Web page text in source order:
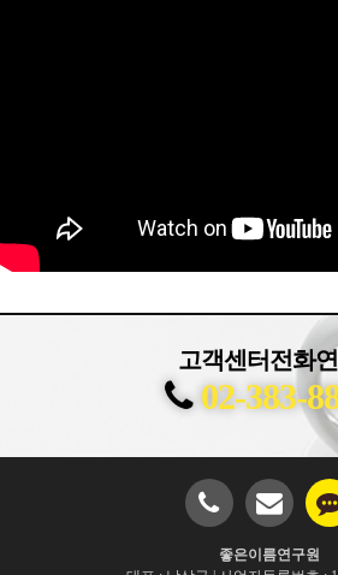
고객센터전화
02-383-
좋은이름연구원